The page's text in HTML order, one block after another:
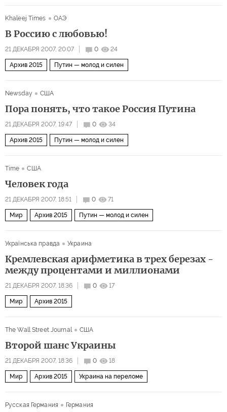
Khaleej Times ОАЭ
В Россию с любовью!
21 ДЕКАБРЯ 2007, 20:07 0 24
Архив 2015 Путин — молод и силен
Newsday США
Пора понять, что такое Россия Путина
21 ДЕКАБРЯ 2007, 19:47 0 34
Архив 2015 Путин — молод и силен
Time США
Человек года
21 ДЕКАБРЯ 2007, 18:51 0 71
Мир Архив 2015 Путин — молод и силен
Українська правда Украина
Кремлевская арифметика в трех березах -
между процентами и миллионами
21 ДЕКАБРЯ 2007, 18:36 0 17
Мир Архив 2015
The Wall Street Journal США
Второй шанс Украины
21 ДЕКАБРЯ 2007, 18:36 0 18
Мир Архив 2015 Украина на переломе
Русская Германия Германия